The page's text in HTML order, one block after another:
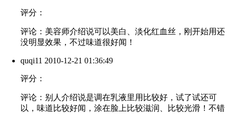
评分：
评论：美容师介绍说可以美白、淡化红血丝，刚开始用还
没明显效果，不过味道很好闻！
quqi11 2010-12-21 01:36:49
评分：
评论：别人介绍说是调在乳液里用比较好，试了试还可
以，味道比较好闻，涂在脸上比较滋润、比较光滑！不错